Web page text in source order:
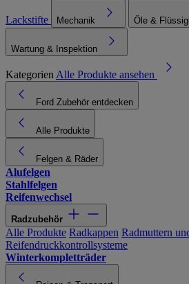
Lackstifte Mechanik Öle &
Wartung & Inspektion
Kategorien Alle Produkte ansehen
Ford Zubehör entdecken
Alle Produkte
Felgen & Räder
Alufelgen
Stahlfelgen
Reifenwechsel
Radzubehör
Alle Produkte Radkappen Radmuttern
Reifendruckkontrollsysteme
Winterkompletträder